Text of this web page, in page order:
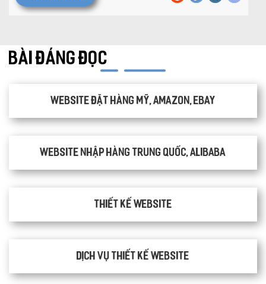
BÀI ĐÁNG ĐỌC
Website đặt hàng Mỹ, Amazon, Ebay
Website nhập hàng Trung Quốc, Alibaba
Thiết kế website
Dịch vụ thiết kế website